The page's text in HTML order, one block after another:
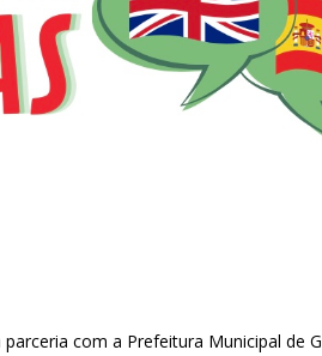
com a Prefeitura Municipal de